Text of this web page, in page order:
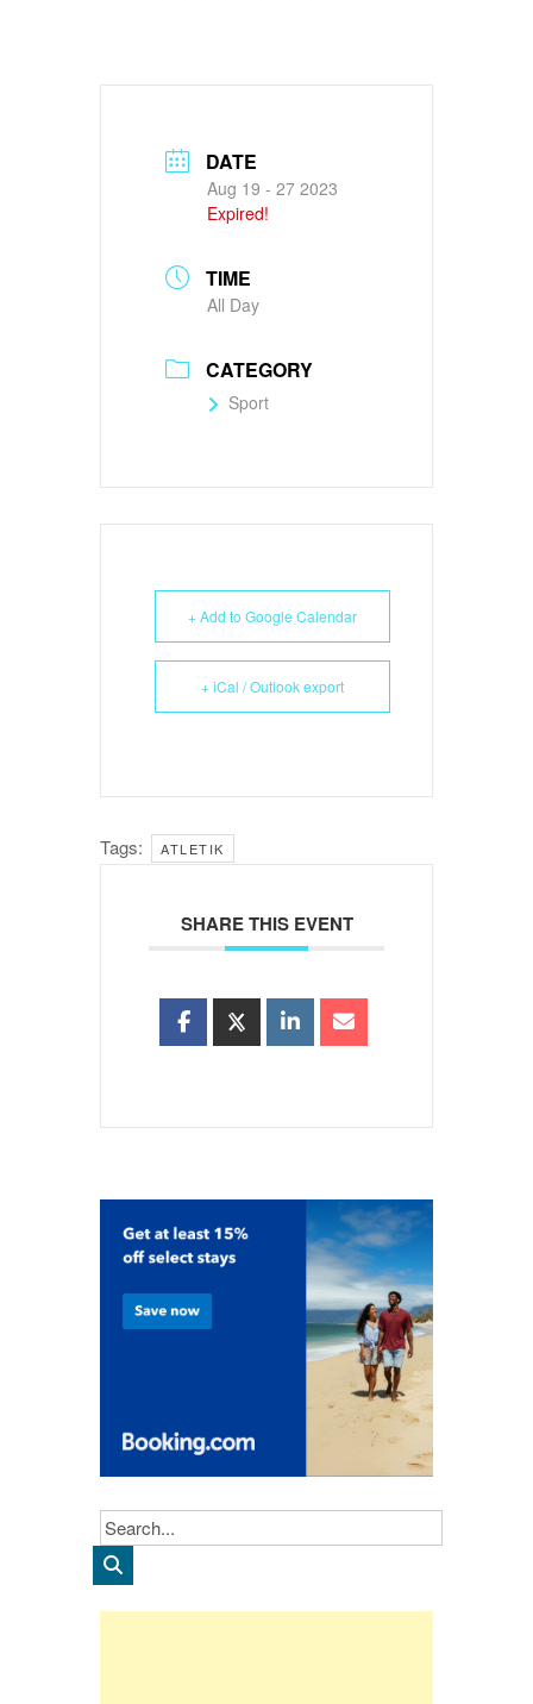
DATE
Aug 19 - 27 2023
Expired!
TIME
All Day
CATEGORY
Sport
+ Add to Google Calendar
+ iCal / Outlook export
Tags: ATLETIK
SHARE THIS EVENT